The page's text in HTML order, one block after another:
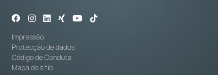
Impressão
Protecção de dados
Código de Conduta
Mapa do sítio